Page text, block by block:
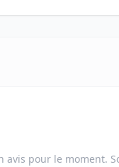
avis pour le moment.